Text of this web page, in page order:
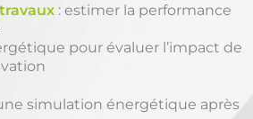
: estimer la performance
pour évaluer l’impact de
simulation énergétique après